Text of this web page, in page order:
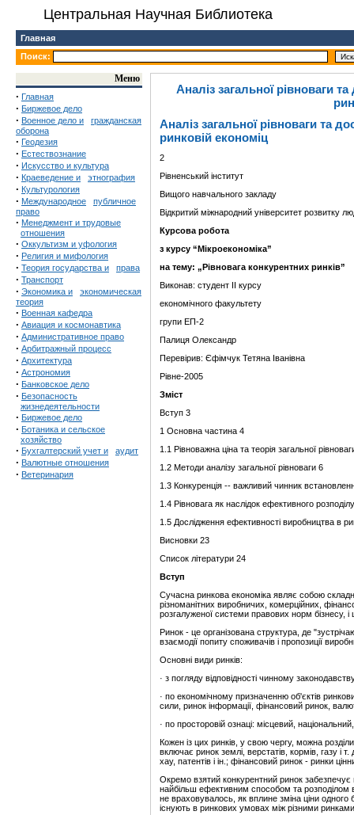
Центральная Научная Библиотека
Главная
Поиск:
Меню
· Главная
· Биржевое дело
· Военное дело и
гражданская
оборона
· Геодезия
· Естествознание
· Искусство и культура
· Краеведение и этнография
· Культурология
· Международное
публичное
право
· Менеджмент и трудовые
отношения
· Оккультизм и уфология
· Религия и мифология
· Теория государства и права
· Транспорт
· Экономика и
экономическая
теория
· Военная кафедра
· Авиация и космонавтика
· Административное право
· Арбитражный процесс
· Архитектура
· Астрономия
· Банковское дело
· Безопасность
жизнедеятельности
· Биржевое дело
· Ботаника и сельское
хозяйство
· Бухгалтерский учет и аудит
· Валютные отношения
· Ветеринария
Аналіз загальної рівноваги
Аналіз загальної рівноваги та
ринковій економіц
2
Рівненський інститут
Вищого навчального закладу
Відкритий міжнародний університет розвитку
Курсова робота
з курсу “Мікроекономіка”
на тему: „Рівновага конкурентних ринків”
Виконав: студент ІІ курсу
економічного факультету
групи ЕП-2
Палиця Олександр
Перевірив: Єфімчук Тетяна Іванівна
Рівне-2005
Зміст
Вступ 3
1 Основна частина 4
1.1 Рівноважна ціна та теорія загальної
1.2 Методи аналізу загальної рівноваги 6
1.3 Конкуренція -- важливий чинник
1.4 Рівновага як наслідок ефективного
1.5 Дослідження ефективності виробництва в
Висновки 23
Список літератури 24
Вступ
Сучасна ринкова економіка являє собою
різноманітних виробничих, комерційних,
розгалуженої системи правових норм
Ринок - це організована структура, де
взаємодії попиту споживачів і пропозиції
Основні види ринків:
· з погляду відповідності чинному
· по економічному призначенню об'єктів
сили, ринок інформації, фінансовий ринок,
· по просторовій ознаці: місцевий,
Кожен із цих ринків, у свою чергу, можна
включає ринок землі, верстатів, кормів, газу і
хау, патентів і ін.; фінансовий ринок - ринки
Окремо взятий конкурентний ринок
найбільш ефективним способом та
не враховувалось, як вплине зміна ціни одного
існують в ринкових умовах між різними ринками